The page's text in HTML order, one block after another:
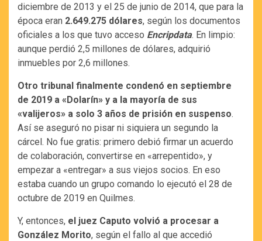
diciembre de 2013 y el 25 de junio de 2014, que para la
época eran 2.649.275 dólares, según los documentos
oficiales a los que tuvo acceso Encripdata. En limpio:
aunque perdió 2,5 millones de dólares, adquirió
inmuebles por 2,6 millones.
Otro tribunal finalmente condenó en septiembre
de 2019 a «Dolarín» y a la mayoría de sus
«valijeros» a solo 3 años de prisión en suspenso.
Así se aseguró no pisar ni siquiera un segundo la
cárcel. No fue gratis: primero debió firmar un acuerdo
de colaboración, convertirse en «arrepentido», y
empezar a «entregar» a sus viejos socios. En eso
estaba cuando un grupo comando lo ejecutó el 28 de
octubre de 2019 en Quilmes.
Y, entonces, el juez Caputo volvió a procesar a
González Morito, según el fallo al que accedió